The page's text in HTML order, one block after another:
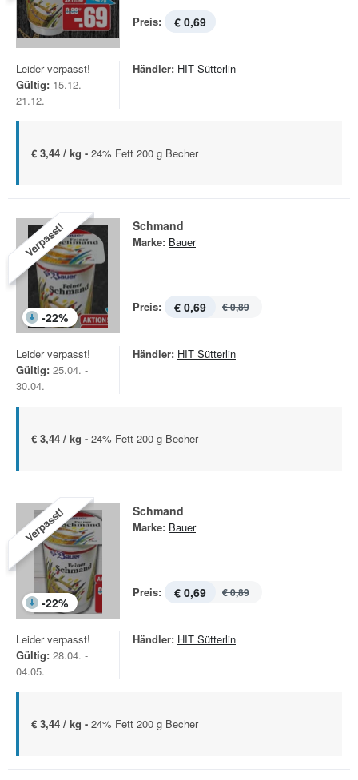
Preis: € 0,69
Leider verpasst!
Gültig: 15.12. -
21.12.
Händler: HIT Sütterlin
€ 3,44 / kg - 24% Fett 200 g Becher
Verpasst!
-22%
Schmand
Marke: Bauer
Preis: € 0,69 € 0,89
Leider verpasst!
Gültig: 25.04. -
30.04.
Händler: HIT Sütterlin
€ 3,44 / kg - 24% Fett 200 g Becher
Verpasst!
-22%
Schmand
Marke: Bauer
Preis: € 0,69 € 0,89
Leider verpasst!
Gültig: 28.04. -
04.05.
Händler: HIT Sütterlin
€ 3,44 / kg - 24% Fett 200 g Becher